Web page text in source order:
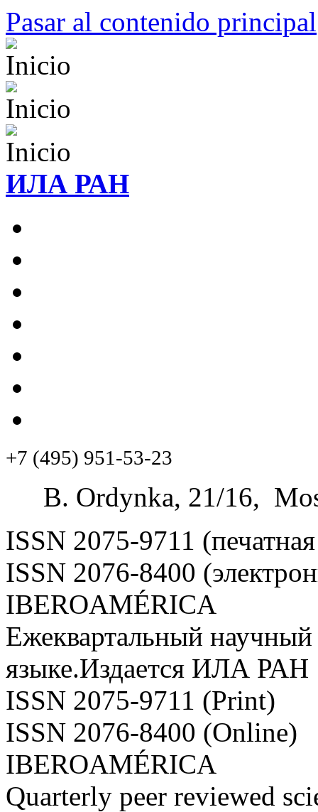
Pasar al contenido principal
ИЛА РАН
+7 (495) 951-53-23
B. Ordynka, 21/16,
ISSN 2075-9711
ISSN 2076-8400
IBEROAMÉRICA
Ежеквартальный
языке.Издается ИЛА РАН
ISSN 2075-9711 (Print)
ISSN 2076-8400 (Online)
IBEROAMÉRICA
Quarterly peer reviewed